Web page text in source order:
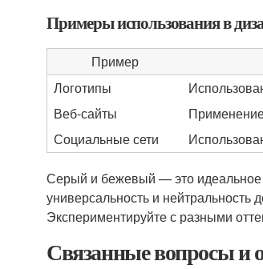
Примеры использования в
Пример
Логотипы
Веб-сайты
Социальные сети
Серый и бежевый — это идеальное
универсальность и
Экспериментируйте с разными
Связанные вопросы и